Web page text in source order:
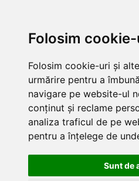
Folosim
Folosim cookie-uri și
urmărire pentru a
navigare pe website-ul
conținut și reclame
analiza traficul de pe
pentru a înțelege de
Sunt de